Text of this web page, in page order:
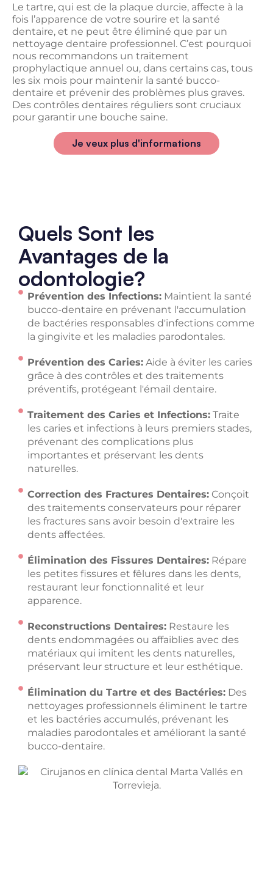
Le tartre, qui est de la plaque durcie, affecte à la
fois l’apparence de votre sourire et la santé
dentaire, et ne peut être éliminé que par un
nettoyage dentaire professionnel. C’est pourquoi
nous recommandons un traitement
prophylactique annuel ou, dans certains cas, tous
les six mois pour maintenir la santé bucco-
dentaire et prévenir des problèmes plus graves.
Des contrôles dentaires réguliers sont cruciaux
pour garantir une bouche saine.
Je veux plus d'informations
Quels Sont les
Avantages de la
odontologie?
Prévention des Infections: Maintient la santé
bucco-dentaire en prévenant l'accumulation
de bactéries responsables d'infections comme
la gingivite et les maladies parodontales.
Prévention des Caries: Aide à éviter les caries
grâce à des contrôles et des traitements
préventifs, protégeant l'émail dentaire.
Traitement des Caries et Infections: Traite
les caries et infections à leurs premiers stades,
prévenant des complications plus
importantes et préservant les dents
naturelles.
Correction des Fractures Dentaires: Conçoit
des traitements conservateurs pour réparer
les fractures sans avoir besoin d'extraire les
dents affectées.
Élimination des Fissures Dentaires: Répare
les petites fissures et fêlures dans les dents,
restaurant leur fonctionnalité et leur
apparence.
Reconstructions Dentaires: Restaure les
dents endommagées ou affaiblies avec des
matériaux qui imitent les dents naturelles,
préservant leur structure et leur esthétique.
Élimination du Tartre et des Bactéries: Des
nettoyages professionnels éliminent le tartre
et les bactéries accumulés, prévenant les
maladies parodontales et améliorant la santé
bucco-dentaire.